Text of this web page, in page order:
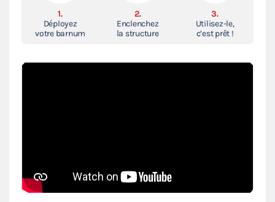
1.
Déployez
votre barnum
2.
Enclenchez
la structure
3.
Utilisez-le,
c’est prêt !